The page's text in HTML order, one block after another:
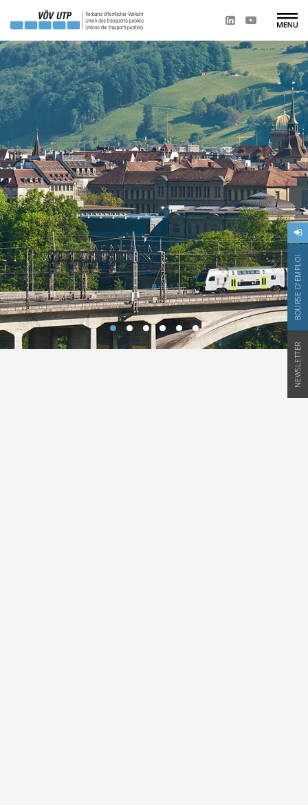
BOURSE D'EMPLOI
NEWSLETTER